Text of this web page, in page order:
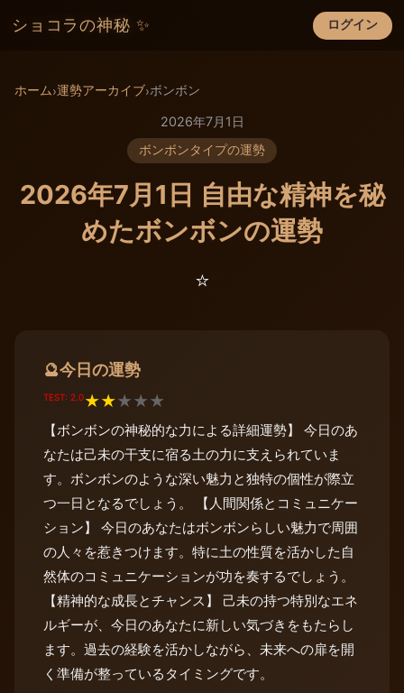
ショコラの神秘 ✨ ログイン
×
ホーム›運勢アーカイブ›ボンボン
2026年7月1日
ボンボンタイプの運勢
2026年7月1日 自由な精神を秘
めたボンボンの運勢
⭐️
🔮今日の運勢
TEST: 2.0★★★★★
【ボンボンの神秘的な力による詳細運勢】 今日のあ
なたは己未の干支に宿る土の力に支えられていま
す。ボンボンのような深い魅力と独特の個性が際立
つ一日となるでしょう。 【人間関係とコミュニケー
ション】 今日のあなたはボンボンらしい魅力で周囲
の人々を惹きつけます。特に土の性質を活かした自
然体のコミュニケーションが功を奏するでしょう。
【精神的な成長とチャンス】 己未の持つ特別なエネ
ルギーが、今日のあなたに新しい気づきをもたらし
ます。過去の経験を活かしながら、未来への扉を開
く準備が整っているタイミングです。